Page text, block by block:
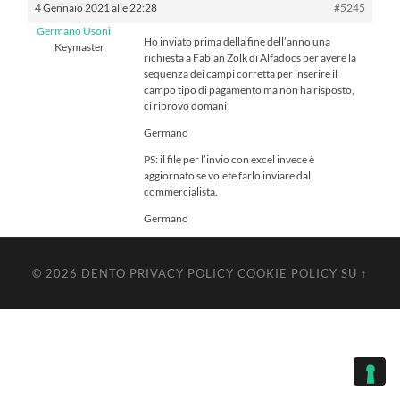
4 Gennaio 2021 alle 22:28
#5245
Germano Usoni
Keymaster
Ho inviato prima della fine dell’anno una
richiesta a Fabian Zolk di Alfadocs per avere la
sequenza dei campi corretta per inserire il
campo tipo di pagamento ma non ha risposto,
ci riprovo domani
Germano
PS: il file per l’invio con excel invece è
aggiornato se volete farlo inviare dal
commercialista.
Germano
© 2026 DENTO PRIVACY POLICY COOKIE POLICY SU ↑